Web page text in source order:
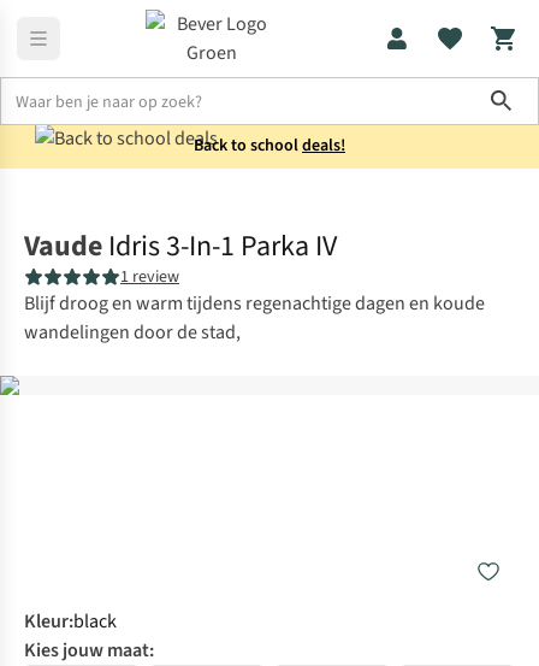
Back to schooldeals!
Vaude Idris 3-In-1 Parka IV
1 review
Blijf droog en warm tijdens regenachtige dagen en koude
wandelingen door de stad,
Kleur:black
Kies jouw maat: